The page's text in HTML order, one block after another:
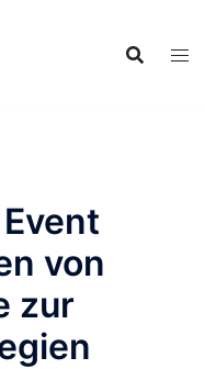
von
zur